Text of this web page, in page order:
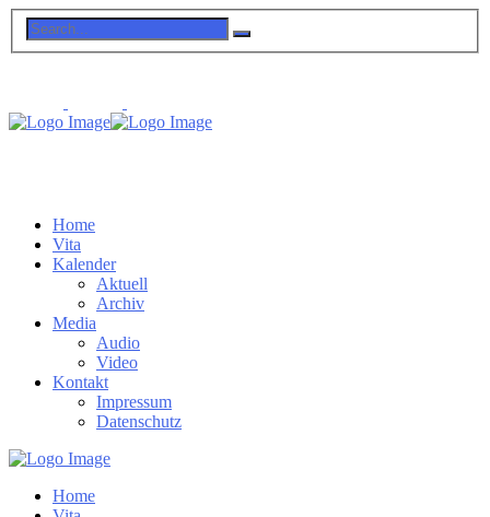
Home
Vita
Kalender
Aktuell
Archiv
Media
Audio
Video
Kontakt
Impressum
Datenschutz
Home